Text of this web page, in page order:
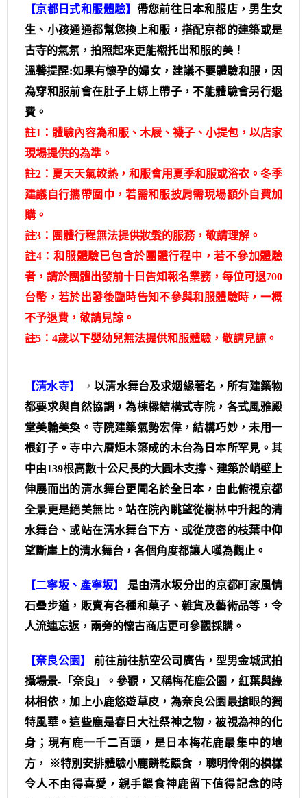
【京都日式和服體驗】 帶您前往日本和服店，男生女
生、小孩通通都幫您換上和服，搭配京都的建築或是
古寺的氣氛，拍照起來更能襯托出和服的美！
溫馨提醒:如果有懷孕的婦女，建議不要體驗和服，因
為穿和服前會在肚子上綁上帶子，不能體驗會另行退
費。
註1：體驗內容為和服、木屐、襪子、小提包，以店家
現場提供的為準。
註2：夏天天氣較熱，和服會用夏季和服或浴衣。冬季
建議自行攜帶圍巾，若需和服披肩需現場額外自費加
購。
註3：團體行程無法提供妝髮的服務，敬請理解。
註4：和服體驗已包含於團體行程中，若不參加體驗
者，請於團體出發前十日告知報名業務，每位可退700
台幣，若於出發後臨時告知不參與和服體驗時，一概
不予退費，敬請見諒。
註5：4歲以下嬰幼兒無法提供和服體驗，敬請見諒。
【清水寺】 ，以清水舞台及求姻緣著名，所有建築物
都要求與自然協調，為棟樑結構式寺院，各式風雅殿
堂美輪美奐。寺院建築氣勢宏偉，結構巧妙，未用一
根釘子。寺中六層炬木築成的木台為日本所罕見。其
中由139根高數十公尺長的大圓木支撐、建築於峭壁上
伸展而出的清水舞台更聞名於全日本，由此俯視京都
全景更是絕美無比。站在院內眺望從樹林中升起的清
水舞台、或站在清水舞台下方、或從茂密的枝葉中仰
望斷崖上的清水舞台，各個角度都讓人嘆為觀止。
【二寧坂、產寧坂】
是由清水坂分出的京都町家風情
石疊步道，販賣有各種和菓子、雜貨及藝術品等，令
人流連忘返，兩旁的懷古商店更可參觀採購。
【奈良公園】
前往前往航空公司廣告，型男金城武拍
攝場景-「奈良」。參觀，又稱梅花鹿公園，紅葉與綠
林相依，加上小鹿悠遊草皮，為奈良公園最搶眼的獨
特風華。這些鹿是春日大社祭神之物，被視為神的化
身；現有鹿一千二百頭，是日本梅花鹿最集中的地
方， ※特別安排體驗小鹿餅乾餵食 ，聰明伶俐的模樣
令人不由得喜愛，親手餵食神鹿留下值得記念的時